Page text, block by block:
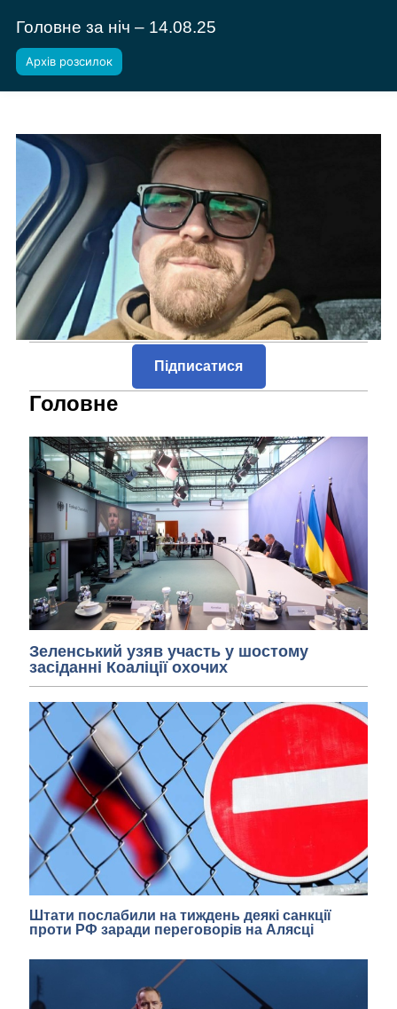
Головне за ніч – 14.08.25
Архів розсилок
Підписатися
Головне
Зеленський узяв участь у шостому
засіданні Коаліції охочих
Штати послабили на тиждень деякі санкції
проти РФ заради переговорів на Алясці